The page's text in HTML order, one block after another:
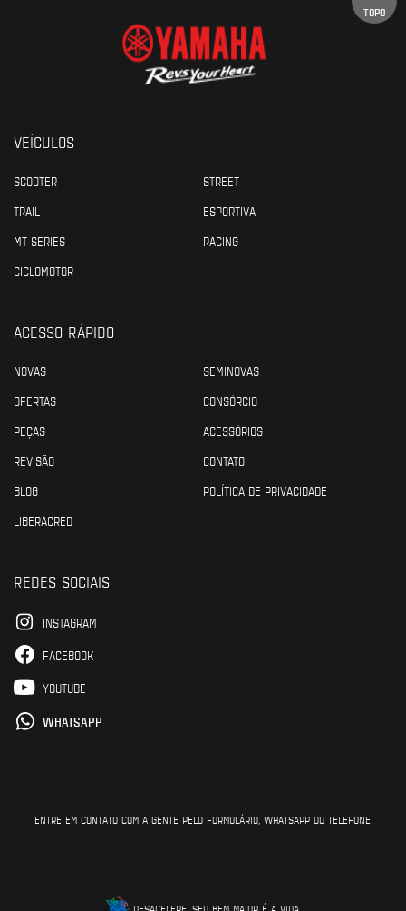
TOPO
VEÍCULOS
SCOOTER
STREET
TRAIL
ESPORTIVA
MT SERIES
RACING
CICLOMOTOR
ACESSO RÁPIDO
NOVAS
SEMINOVAS
OFERTAS
CONSÓRCIO
PEÇAS
ACESSÓRIOS
REVISÃO
CONTATO
BLOG
POLÍTICA DE PRIVACIDADE
LIBERACRED
REDES SOCIAIS
INSTAGRAM
FACEBOOK
YOUTUBE
WHATSAPP
ENTRE EM CONTATO COM A GENTE PELO FORMULÁRIO, WHATSAPP OU TELEFONE.